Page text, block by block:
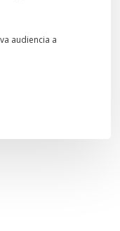
audiencia a